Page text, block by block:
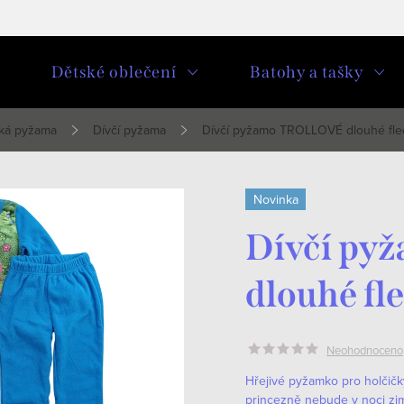
Dětské oblečení Batohy a tašky
pyžama Dívčí pyžama Dívčí pyžamo TROLLOVÉ dlouhé
Novinka
Dívčí
dlouhé
Neohodnoceno
Hřejivé pyžamko pro
princezně nebude v noci